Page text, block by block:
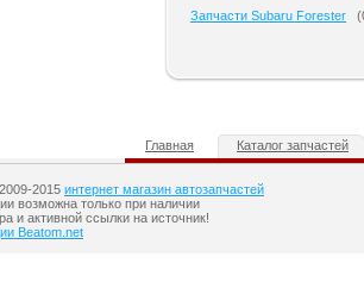
Запчасти Subaru Forester (
Главная Каталог запчастей
2015 интернет магазин автозапчастей
возможна только при наличии
и активной ссылки на источник!
Beatom.net